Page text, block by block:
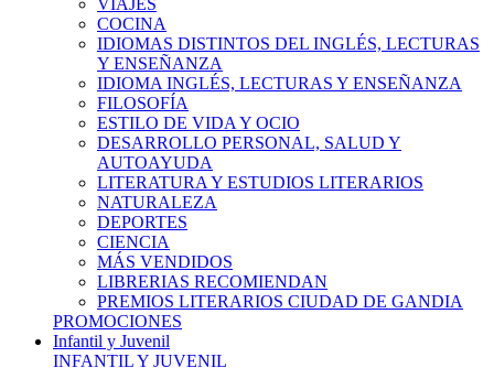
VIAJES
COCINA
IDIOMAS DISTINTOS DEL INGLÉS, LECTURAS
Y ENSEÑANZA
IDIOMA INGLÉS, LECTURAS Y ENSEÑANZA
FILOSOFÍA
ESTILO DE VIDA Y OCIO
DESARROLLO PERSONAL, SALUD Y
AUTOAYUDA
LITERATURA Y ESTUDIOS LITERARIOS
NATURALEZA
DEPORTES
CIENCIA
MÁS VENDIDOS
LIBRERIAS RECOMIENDAN
PREMIOS LITERARIOS CIUDAD DE GANDIA
PROMOCIONES
Infantil y Juvenil
INFANTIL Y JUVENIL